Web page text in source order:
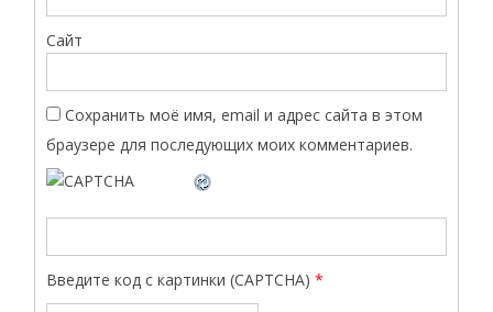
Сайт
Сохранить моё имя, email и адрес сайта в этом
браузере для последующих моих комментариев.
Введите код с картинки (CAPTCHA) *